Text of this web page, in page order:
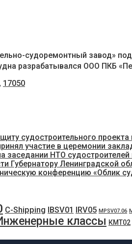
судоремонтный завод»
разрабатывался ООО ПКБ
, 17050
судостроительного
участие в церемонии
заседании НТО
Губернатору Ленинградской
конференцию «Облик
C-Shipping IBSV01 IRV05 MPSV07.06
классы КМТ02